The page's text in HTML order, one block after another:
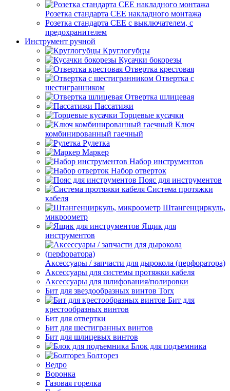
Розетка стандарта СЕЕ накладного монтажа
Розетка стандарта СЕЕ с выключателем, с
предохранителем
Инструмент ручной
Круглогубцы
Кусачки бокорезы
Отвертка крестовая
Отвертка с
шестигранником
Отвертка шлицевая
Пассатижи
Торцевые кусачки
Ключ
комбинированный гаечный
Рулетка
Маркер
Набор инструментов
Набор отверток
Пояс для инструментов
Система протяжки
кабеля
Штангенциркуль,
микроометр
Ящик для
инструментов
Аксессуары / запчасти для дырокола (перфоратора)
Аксессуары для системы протяжки кабеля
Аксессуары для шлифования/полировки
Бит для звездообразных винтов Torx
Бит для
крестообразных винтов
Бит для отвертки
Бит для шестигранных винтов
Бит для шлицевых винтов
Блок для подъемника
Болторез
Ведро
Воронка
Газовая горелка